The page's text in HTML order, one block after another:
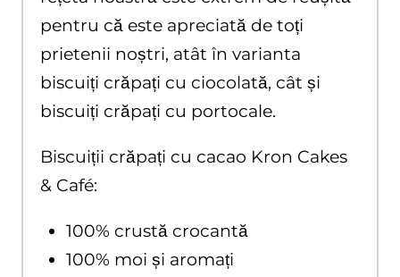
pentru că este apreciată de toți
prietenii noștri, atât în varianta
biscuiți crăpați cu ciocolată, cât și
biscuiți crăpați cu portocale.
Biscuiții crăpați cu cacao Kron Cakes
& Café:
100% crustă crocantă
100% moi și aromați